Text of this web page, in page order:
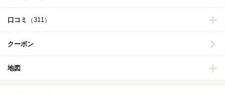
口コミ （311）
クーポン
地図